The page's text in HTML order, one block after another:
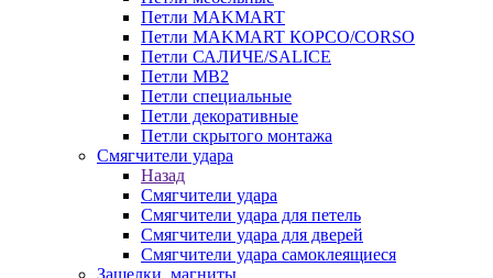
Петли MAKMART
Петли MAKMART КОРСО/CORSO
Петли САЛИЧЕ/SALICE
Петли MB2
Петли специальные
Петли декоративные
Петли скрытого монтажа
Смягчители удара
Назад
Смягчители удара
Смягчители удара для петель
Смягчители удара для дверей
Cмягчители удара самоклеящиеся
Защелки, магниты